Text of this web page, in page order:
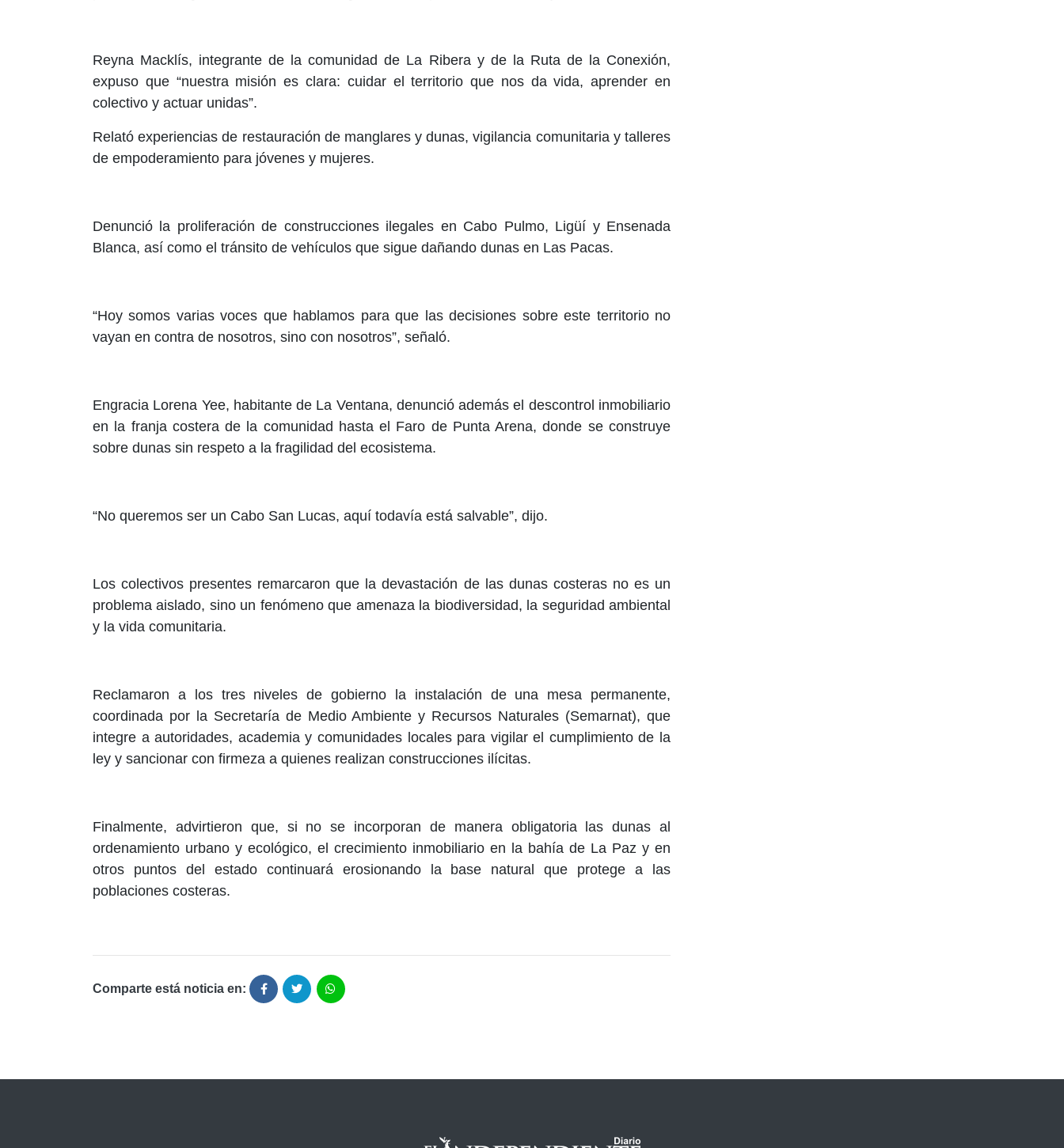
Reyna Macklís, integrante de la comunidad de La Ribera y de la Ruta de la Conexión,
expuso que “nuestra misión es clara: cuidar el territorio que nos da vida, aprender en
colectivo y actuar unidas”.
Relató experiencias de restauración de manglares y dunas, vigilancia comunitaria y talleres
de empoderamiento para jóvenes y mujeres.
Denunció la proliferación de construcciones ilegales en Cabo Pulmo, Ligüí y Ensenada
Blanca, así como el tránsito de vehículos que sigue dañando dunas en Las Pacas.
“Hoy somos varias voces que hablamos para que las decisiones sobre este territorio no
vayan en contra de nosotros, sino con nosotros”, señaló.
Engracia Lorena Yee, habitante de La Ventana, denunció además el descontrol inmobiliario
en la franja costera de la comunidad hasta el Faro de Punta Arena, donde se construye
sobre dunas sin respeto a la fragilidad del ecosistema.
“No queremos ser un Cabo San Lucas, aquí todavía está salvable”, dijo.
Los colectivos presentes remarcaron que la devastación de las dunas costeras no es un
problema aislado, sino un fenómeno que amenaza la biodiversidad, la seguridad ambiental
y la vida comunitaria.
Reclamaron a los tres niveles de gobierno la instalación de una mesa permanente,
coordinada por la Secretaría de Medio Ambiente y Recursos Naturales (Semarnat), que
integre a autoridades, academia y comunidades locales para vigilar el cumplimiento de la
ley y sancionar con firmeza a quienes realizan construcciones ilícitas.
Finalmente, advirtieron que, si no se incorporan de manera obligatoria las dunas al
ordenamiento urbano y ecológico, el crecimiento inmobiliario en la bahía de La Paz y en
otros puntos del estado continuará erosionando la base natural que protege a las
poblaciones costeras.
Comparte está noticia en: